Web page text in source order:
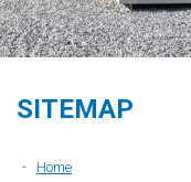
SITEMAP
Home